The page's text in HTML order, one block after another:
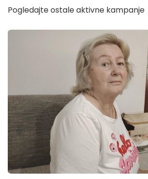
Pogledajte ostale aktivne kampanje